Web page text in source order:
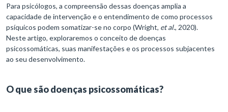
Para psicólogos, a compreensão dessas doenças amplia a
capacidade de intervenção e o entendimento de como processos
psíquicos podem somatizar-se no corpo (Wright, et al., 2020).
Neste artigo, exploraremos o conceito de doenças
psicossomáticas, suas manifestações e os processos subjacentes
ao seu desenvolvimento.
O que são doenças psicossomáticas?